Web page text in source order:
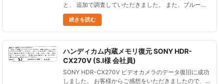
と、 追加で調査していただきました。 また、ブルーレ
イに変換して送ってもらったものが、 うちのデッキで
再生できなかった時、 相談すると的確な回答をしてく
ださい......
続きを読む
ハンディカム内蔵メモリ復元 SONY HDR-
CX270V (S.I様 会社員)
SONY HDR-CX270V ビデオカメラのデータ復旧に成功
しました。 お客様からご感想をいただきましたので、